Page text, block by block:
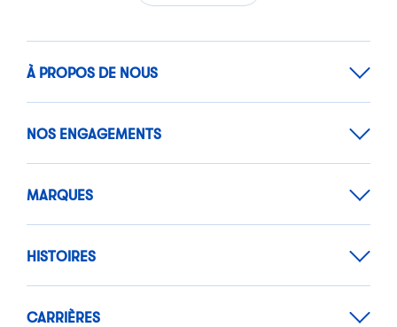
À PROPOS DE NOUS
NOS ENGAGEMENTS
MARQUES
HISTOIRES
CARRIÈRES